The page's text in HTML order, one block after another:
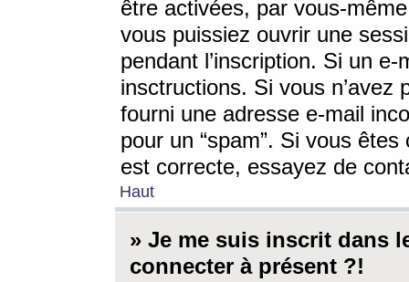
être activées, par vous-
vous puissiez ouvrir une
pendant l’inscription. Si un
insctructions. Si vous n’avez
fourni une adresse e-mail
pour un “spam”. Si vous
est correcte, essayez de
Haut
» Je me suis inscrit dans
connecter à présent ?!